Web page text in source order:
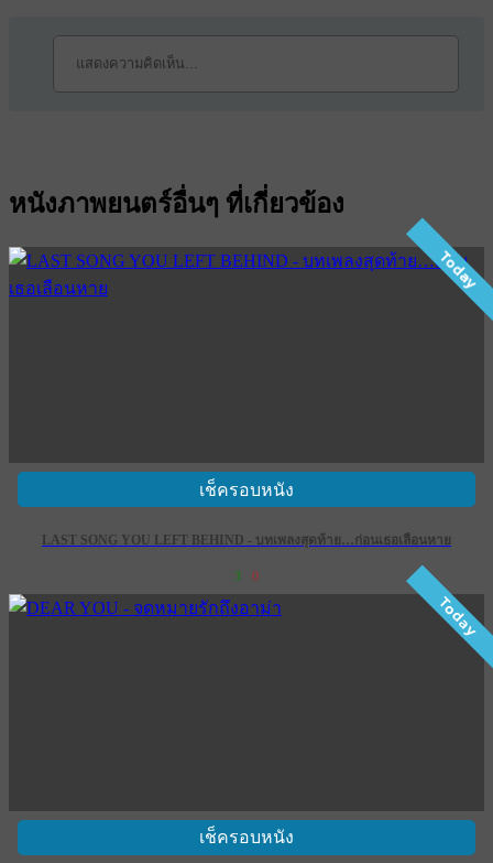
หนังภาพยนตร์อื่นๆ ที่เกี่ยวข้อง
Today
เช็ครอบหนัง
LAST SONG YOU LEFT BEHIND - บทเพลงสุดท้าย…ก่อนเธอเลือนหาย
3 0
Today
เช็ครอบหนัง